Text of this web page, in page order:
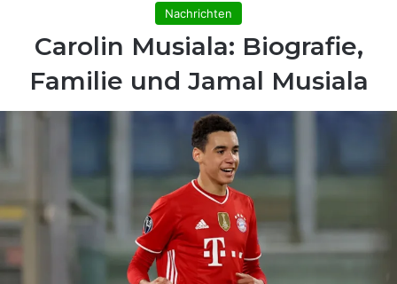
Nachrichten
Carolin Musiala: Biografie,
Familie und Jamal Musiala